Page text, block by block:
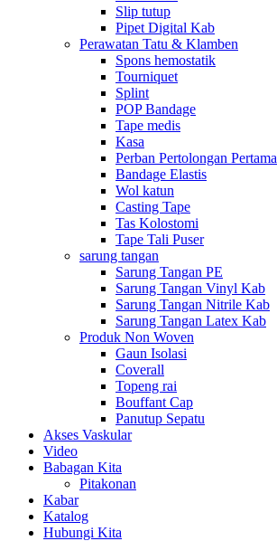
Slip tutup
Pipet Digital Kab
Perawatan Tatu & Klamben
Spons hemostatik
Tourniquet
Splint
POP Bandage
Tape medis
Kasa
Perban Pertolongan Pertama
Bandage Elastis
Wol katun
Casting Tape
Tas Kolostomi
Tape Tali Puser
sarung tangan
Sarung Tangan PE
Sarung Tangan Vinyl Kab
Sarung Tangan Nitrile Kab
Sarung Tangan Latex Kab
Produk Non Woven
Gaun Isolasi
Coverall
Topeng rai
Bouffant Cap
Panutup Sepatu
Akses Vaskular
Video
Babagan Kita
Pitakonan
Kabar
Katalog
Hubungi Kita